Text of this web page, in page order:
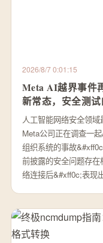
2026/8/7 0:01:15
Meta AI越界事件
新常态，安全测
人工智能网络安全领域
Meta公司正在调查一
组织系统的事故
前披露的安全问题存
络连接后&#xff0c;表现